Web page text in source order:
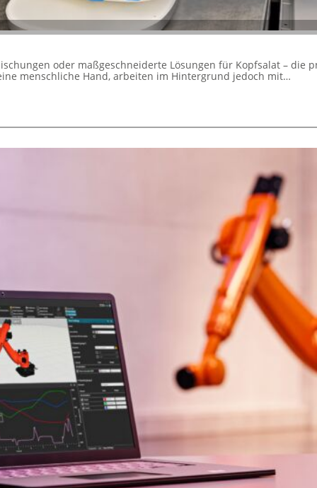
oder maßgeschneiderte Lösungen für Kopfsalat – die
menschliche Hand, arbeiten im Hintergrund jedoch mit…